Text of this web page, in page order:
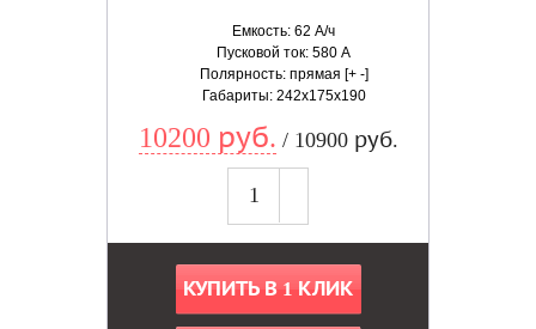
Емкость: 62 А/ч
Пусковой ток: 580 А
Полярность: прямая [+ -]
Габариты: 242x175x190
10200 руб. / 10900 руб.
КУПИТЬ В 1 КЛИК